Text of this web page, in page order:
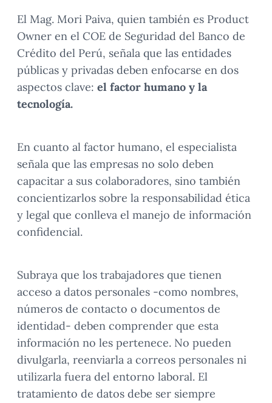
El Mag. Mori Paiva, quien también es Product
Owner en el COE de Seguridad del Banco de
Crédito del Perú, señala que las entidades
públicas y privadas deben enfocarse en dos
aspectos clave: el factor humano y la
tecnología.
En cuanto al factor humano, el especialista
señala que las empresas no solo deben
capacitar a sus colaboradores, sino también
concientizarlos sobre la responsabilidad ética
y legal que conlleva el manejo de información
confidencial.
Subraya que los trabajadores que tienen
acceso a datos personales -como nombres,
números de contacto o documentos de
identidad- deben comprender que esta
información no les pertenece. No pueden
divulgarla, reenviarla a correos personales ni
utilizarla fuera del entorno laboral. El
tratamiento de datos debe ser siempre